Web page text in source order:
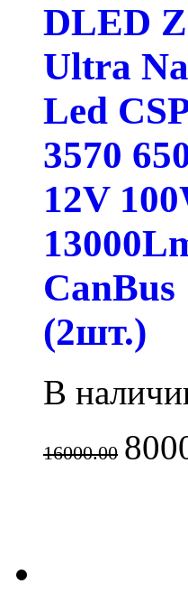
DLED
Ultra
Led CSP
3570
12V
CanBus
(2шт.)
В
16000.00